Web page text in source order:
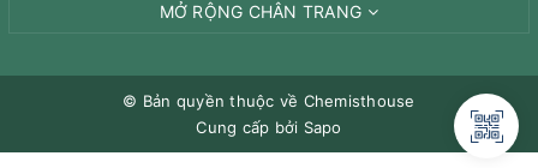
MỞ RỘNG CHÂN TRANG
© Bản quyền thuộc về Chemisthouse
Cung cấp bởi Sapo